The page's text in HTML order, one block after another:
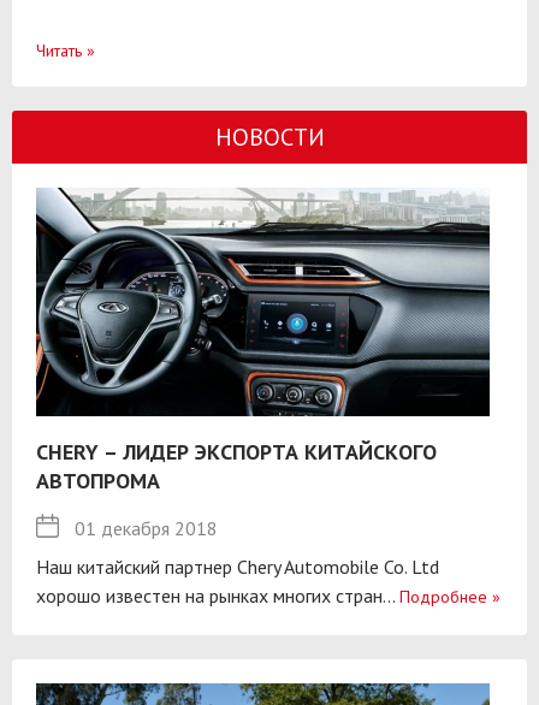
Читать »
НОВОСТИ
CHERY – ЛИДЕР ЭКСПОРТА КИТАЙСКОГО
АВТОПРОМА
01 декабря 2018
Наш китайский партнер Chery Automobile Co. Ltd
хорошо известен на рынках многих стран... Подробнее »